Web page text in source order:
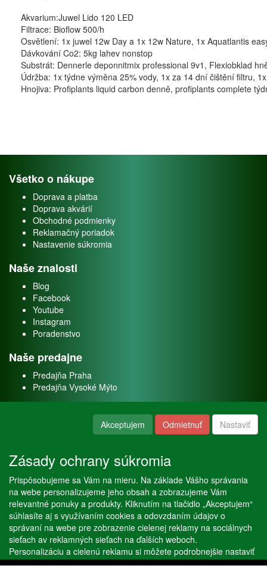
Akvarium:Juwel Lido 120 LED
Filtrace: Bioflow 500/h
Osvětlení: 1x juwel 12w Day a 1x 12w Nature, 1x Aquatlantis
Dávkování Co2: 5kg lahev nonstop
Substrát: Dennerle deponnitmix professional 9v1, Flexiobklad
Údržba: 1x týdne výměna 25% vody, 1x za 14 dní čištění filtru,
Hnojiva: Profiplants liquid carbon denně, profiplants complete
Všetko o nákupe
Doprava a platba
Doprava akvárií
Obchodné podmienky
Reklamačný poriadok
Nastavenie súkromia
Naše znalosti
Blog
Facebook
Youtube
Instagram
Poradenstvo
Naše predajne
Predajňa Praha
Predajňa Vysoké Mýto
Naše služby
Servis
Predaj akváriových rýb
Predaj akváriových rastlín
Copyright © Stöckl spol. s r. o. 2020, powered byABRA E-shop
Akceptujem Odmietnuť Nastaviť
Zásady ochrany súkromia
Prispôsobujeme sa Vám na mieru. Na základe Vášho správania
na webe personalizujeme jeho obsah a zobrazujeme Vám
relevantné ponuky a produkty. Kliknutím na tlačidlo „Akceptujem“
súhlasíte aj s využívaním cookies a odovzdaním údajov o
správaní na webe pre zobrazenie cielenej reklamy na sociálnych
sieťach av reklamných sieťach na ďalších weboch.
Personalizáciu a cielenú reklamu si môžete podrobnejšie nastaviť
alebo kedykoľvek vypnúť po kliknutí na tlačidlo „Nastaviť“.